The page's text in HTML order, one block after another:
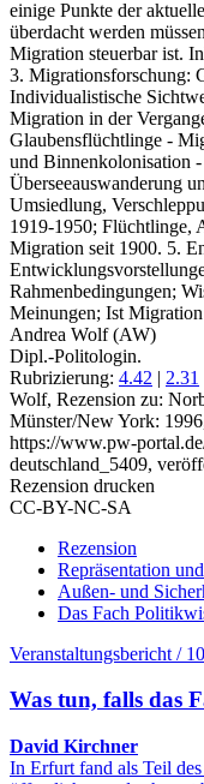
einige Punkte der
überdacht werden
Migration steuerbar ist.
3. Migrationsforschung:
Individualistische
Migration in der
Glaubensflüchtlinge -
und Binnenkolonisation
Überseeauswanderung
Umsiedlung,
1919-1950; Flüchtlinge,
Migration seit 1900. 5.
Rahmenbedingungen;
Meinungen; Ist Migration
Andrea Wolf (AW)
Dipl.-Politologin.
Rubrizierung: 4.42 | 2.31
Wolf, Rezension zu:
Münster/New York:
https://www.pw-
deutschland_5409,
Rezension drucken
CC-BY-NC-SA
Rezension
Repräsentation
Außen- und
Das Fach
Veranstaltungsbericht /
Was tun, falls das
David Kirchner
In Erfurt fand als Teil